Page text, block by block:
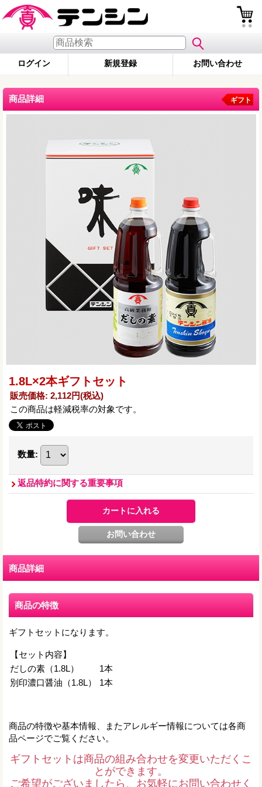
ログイン 新規登録 お問い合わせ
商品詳細 ギフト
1.8L×2本ギフトセット
販売価格: 2,112円(税込)
この商品は軽減税率の対象です。
数量:
返品特約に関する重要事項
商品詳細
商品の特徴
ギフトセットになります。
【セット内容】
だしの素（1.8L）
1本
別印濃口醤油（1.8L） 1本
商品の特徴や基本情報、またアレルギー情報については各商
品ページでご覧ください。
ギフトセットは商品の組み合わせを変更いただくこ
とができます。
ご希望がございましたら、お気軽にお問い合わせく